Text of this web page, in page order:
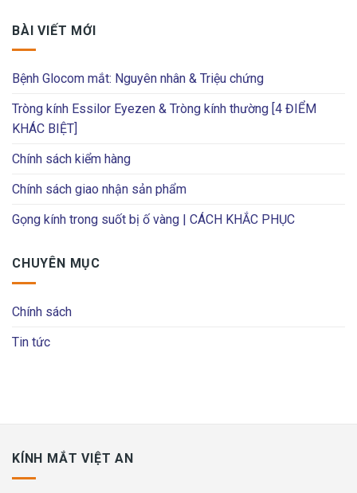
BÀI VIẾT MỚI
Bệnh Glocom mắt: Nguyên nhân & Triệu chứng
Tròng kính Essilor Eyezen & Tròng kính thường [4 ĐIỂM
KHÁC BIỆT]
Chính sách kiểm hàng
Chính sách giao nhận sản phẩm
Gọng kính trong suốt bị ố vàng | CÁCH KHẮC PHỤC
CHUYÊN MỤC
Chính sách
Tin tức
KÍNH MẮT VIỆT AN